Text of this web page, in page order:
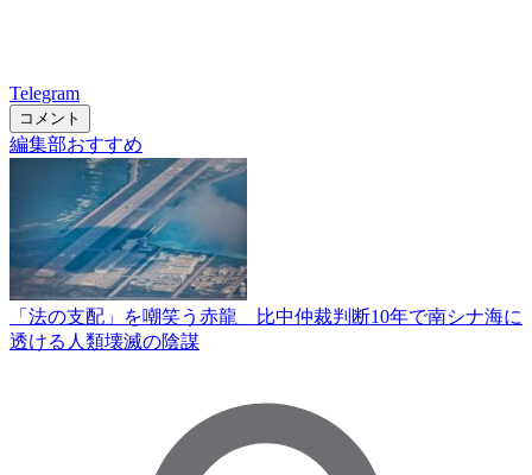
Telegram
コメント
編集部おすすめ
「法の支配」を嘲笑う赤龍 比中仲裁判断10年で南シナ海に
透ける人類壊滅の陰謀